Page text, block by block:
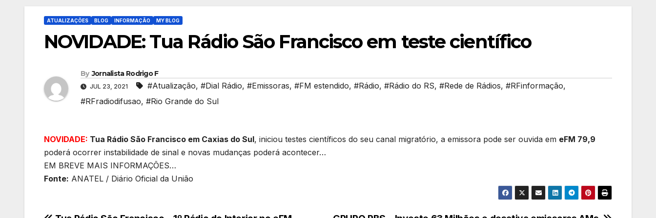
ATUALIZAÇÕES BLOG INFORMAÇÃO MY BLOG
NOVIDADE: Tua Rádio São Francisco em teste científico
By Jornalista Rodrigo F
JUL 23, 2021 #Atualização, #Dial Rádio, #Emissoras, #FM estendido, #Rádio, #Rádio do RS, #Rede de Rádios, #RFinformação,
#RFradiodifusao, #Rio Grande do Sul
NOVIDADE: Tua Rádio São Francisco em Caxias do Sul, iniciou testes científicos do seu canal migratório, a emissora pode ser ouvida em eFM 79,9
poderá ocorrer instabilidade de sinal e novas mudanças poderá acontecer…
EM BREVE MAIS INFORMAÇÕES…
Fonte: ANATEL / Diário Oficial da União